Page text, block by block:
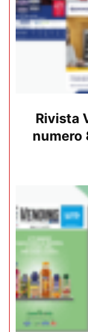
Rivista
numero